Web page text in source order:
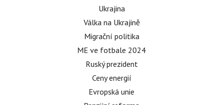
Ukrajina
Válka na Ukrajině
Migrační politika
ME ve fotbale 2024
Ruský prezident
Ceny energií
Evropská unie